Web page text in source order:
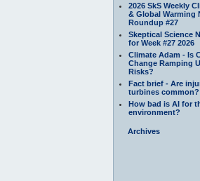
2026 SkS Weekly
& Global Warming
Roundup #27
Skeptical Science
for Week #27 2026
Climate Adam - Is
Change Ramping
Risks?
Fact brief - Are
turbines common?
How bad is AI for
environment?
Archives